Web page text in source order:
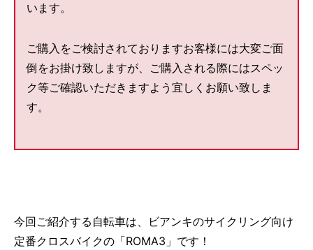
います。
ご購入をご検討されておりますお客様には大変ご面
倒をお掛け致しますが、ご購入される際にはスペッ
ク等ご確認いただきますよう宜しくお願い致しま
す。
今回ご紹介する自転車は、ビアンキのサイクリング向け
定番クロスバイクの「ROMA3」です！